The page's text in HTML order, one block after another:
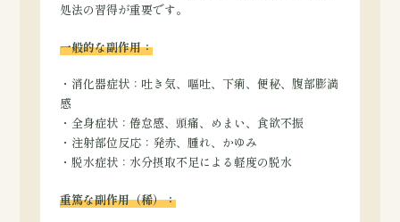
処法の習得が重要です。
一般的な副作用：
・消化器症状：吐き気、嘔吐、下痢、便秘、腹部膨満
感
・全身症状：倦怠感、頭痛、めまい、食欲不振
・注射部位反応：発赤、腫れ、かゆみ
・脱水症状：水分摂取不足による軽度の脱水
重篤な副作用（稀）：